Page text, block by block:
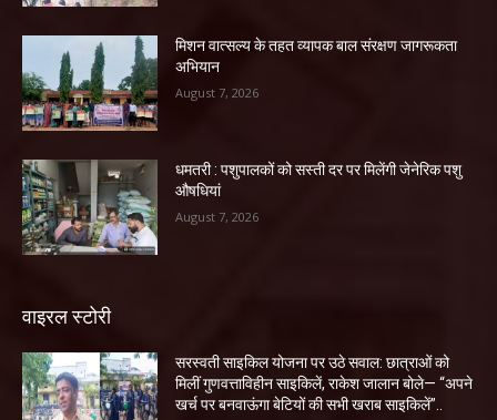
मिशन वात्सल्य के तहत व्यापक बाल संरक्षण जागरूकता
अभियान
August 7, 2026
धमतरी : पशुपालकों को सस्ती दर पर मिलेंगी जेनेरिक पशु
औषधियां
August 7, 2026
वाइरल स्टोरी
सरस्वती साइकिल योजना पर उठे सवाल: छात्राओं को
मिलीं गुणवत्ताविहीन साइकिलें, राकेश जालान बोले— “अपने
खर्च पर बनवाऊंगा बेटियों की सभी खराब साइकिलें”..